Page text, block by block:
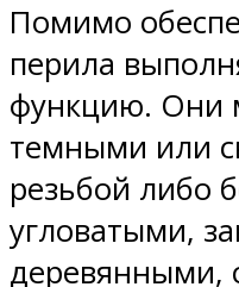
Помимо
перила
функцию. Они
темными или
резьбой либо
угловатыми,
деревянными,